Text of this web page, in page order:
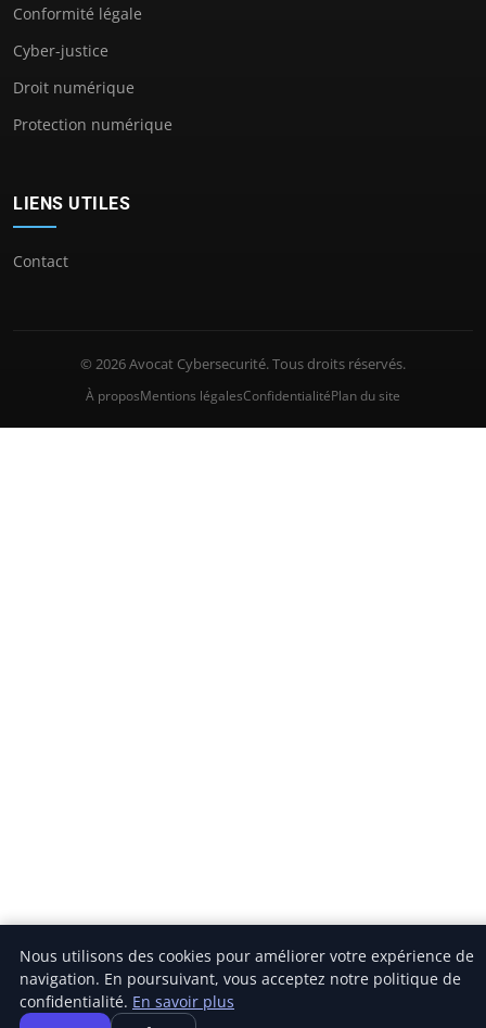
Conformité légale
Cyber-justice
Droit numérique
Protection numérique
LIENS UTILES
Contact
© 2026 Avocat Cybersecurité. Tous droits réservés.
À proposMentions légalesConfidentialitéPlan du site
Nous utilisons des cookies pour améliorer votre expérience de
navigation. En poursuivant, vous acceptez notre politique de
confidentialité. En savoir plus